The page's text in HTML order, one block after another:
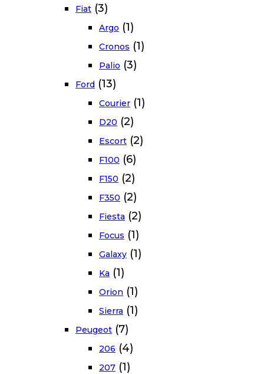
Fiat (3)
Argo (1)
Cronos (1)
Palio (3)
Ford (13)
Courier (1)
D20 (2)
Escort (2)
F100 (6)
F150 (2)
F350 (2)
Fiesta (2)
Focus (1)
Galaxy (1)
Ka (1)
Orion (1)
Sierra (1)
Peugeot (7)
206 (4)
207 (1)